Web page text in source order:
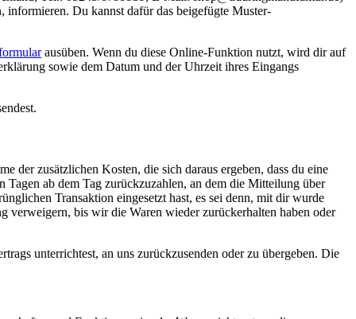
Du kannst dafür das beigefügte Muster-
ausüben. Wenn du diese Online-Funktion nutzt, wird dir auf
sowie dem Datum und der Uhrzeit ihres Eingangs
der zusätzlichen Kosten, die sich daraus ergeben, dass du eine
Tagen ab dem Tag zurückzuzahlen, an dem die Mitteilung über
Transaktion eingesetzt hast, es sei denn, mit dir wurde
verweigern, bis wir die Waren wieder zurückerhalten haben oder
unterrichtest, an uns zurückzusenden oder zu übergeben. Die